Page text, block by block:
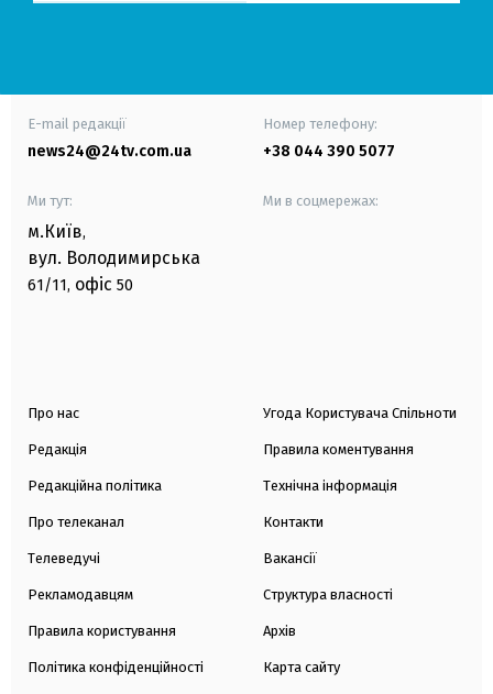
E-mail редакції
news24@24tv.com.ua
Номер телефону:
+38 044 390 5077
Ми тут:
м.Київ,
вул. Володимирська
61/11, офіс 50
Ми в соцмережах:
Про нас
Редакція
Редакційна політика
Про телеканал
Телеведучі
Рекламодавцям
Правила користування
Політика конфіденційності
Угода Користувача Спільноти
Правила коментування
Технічна інформація
Контакти
Вакансії
Структура власності
Архів
Карта сайту